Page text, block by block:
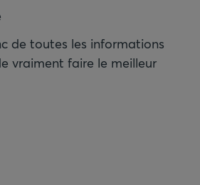
de toutes les informations
vraiment faire le meilleur